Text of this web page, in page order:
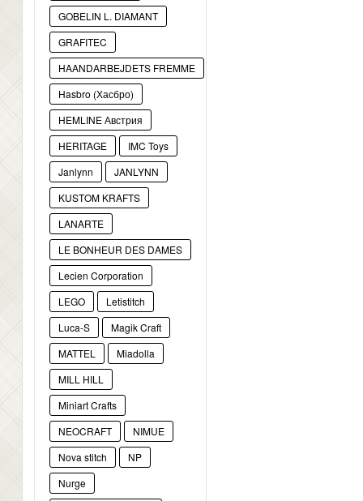
GOBELIN L. DIAMANT
GRAFITEC
HAANDARBEJDETS FREMME
Hasbro (Хасбро)
HEMLINE Австрия
HERITAGE
IMC Toys
Janlynn
JANLYNN
KUSTOM KRAFTS
LANARTE
LE BONHEUR DES DAMES
Lecien Corporation
LEGO
Letistitch
Luca-S
Magik Craft
MATTEL
Miadolla
MILL HILL
Miniart Crafts
NEOCRAFT
NIMUE
Nova stitch
NP
Nurge